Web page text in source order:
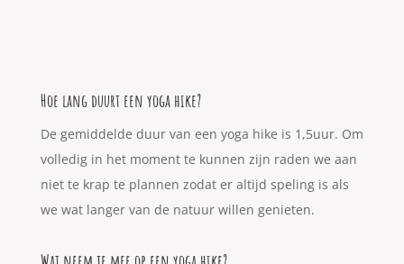
Hoe lang duurt een yoga hike?
De gemiddelde duur van een yoga hike is 1,5uur. Om
volledig in het moment te kunnen zijn raden we aan
niet te krap te plannen zodat er altijd speling is als
we wat langer van de natuur willen genieten.